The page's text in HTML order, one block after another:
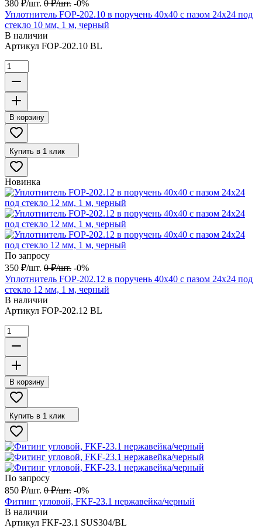
380 ₽/шт. 0 ₽/шт. -0%
Уплотнитель FOP-202.10 в поручень 40х40 с пазом 24х24 под
стекло 10 мм, 1 м, черный
В наличии
Артикул FOP-202.10 BL
В корзину
Купить в 1 клик
Новинка
По запросу
350 ₽/шт. 0 ₽/шт. -0%
Уплотнитель FOP-202.12 в поручень 40х40 с пазом 24х24 под
стекло 12 мм, 1 м, черный
В наличии
Артикул FOP-202.12 BL
В корзину
Купить в 1 клик
По запросу
850 ₽/шт. 0 ₽/шт. -0%
Фитинг угловой, FKF-23.1 нержавейка/черный
В наличии
Артикул FKF-23.1 SUS304/BL